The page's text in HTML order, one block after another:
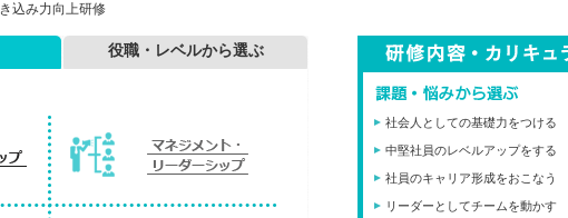
込み力向上研修
役職・レベルから選ぶ
社会人としての基礎力をつける
中堅社員のレベルアップをする
社員のキャリア形成をおこなう
リーダーとしてチームを動かす